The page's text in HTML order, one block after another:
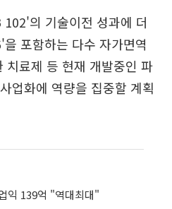
의 기술이전 성과에 더
포함하는 다수 자가면역
치료제 등 현재 개발중인 파
업화에 역량을 집중할 계획
익 139억 "역대최대"